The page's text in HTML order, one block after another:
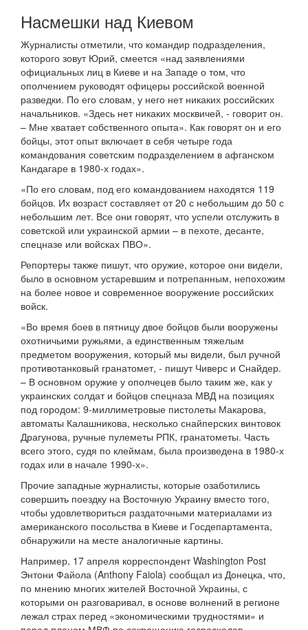
Насмешки над Киевом
Журналисты отметили, что командир подразделения,
которого зовут Юрий, смеется «над заявлениями
официальных лиц в Киеве и на Западе о том, что
ополчением руководят офицеры российской военной
разведки. По его словам, у него нет никаких российских
начальников. «Здесь нет никаких москвичей, - говорит он.
– Мне хватает собственного опыта». Как говорят он и его
бойцы, этот опыт включает в себя четыре года
командования советским подразделением в афганском
Кандагаре в 1980-х годах».
«По его словам, под его командованием находятся 119
бойцов. Их возраст составляет от 20 с небольшим до 50 с
небольшим лет. Все они говорят, что успели отслужить в
советской или украинской армии – в пехоте, десанте,
спецназе или войсках ПВО».
Репортеры также пишут, что оружие, которое они видели,
было в основном устаревшим и потрепанным, непохожим
на более новое и современное вооружение российских
войск.
«Во время боев в пятницу двое бойцов были вооружены
охотничьими ружьями, а единственным тяжелым
предметом вооружения, который мы видели, был ручной
противотанковый гранатомет, - пишут Чиверс и Снайдер.
– В основном оружие у ополчецев было таким же, как у
украинских солдат и бойцов спецназа МВД на позициях
под городом: 9-миллиметровые пистолеты Макарова,
автоматы Калашникова, несколько снайперских винтовок
Драгунова, ручные пулеметы РПК, гранатометы. Часть
всего этого, судя по клеймам, была произведена в 1980-х
годах или в начале 1990-х».
Прочие западные журналисты, которые озаботились
совершить поездку на Восточную Украину вместо того,
чтобы удовлетвориться раздаточными материалами из
американского посольства в Киеве и Госдепартамента,
обнаружили на месте аналогичные картины.
Например, 17 апреля корреспондент Washington Post
Энтони Файола (Anthony Faiola) сообщал из Донецка, что,
по мнению многих жителей Восточной Украины, с
которыми он разговаривал, в основе волнений в регионе
лежал страх перед «экономическими трудностями» и